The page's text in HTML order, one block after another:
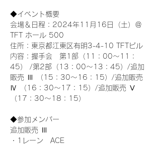
◆イベント概要
会場＆日程：2024年11月16日（土）＠
TFT ホール 500
住所：東京都江東区有明3-4-10 TFTビル
内容：握手会　第1部（11：00～11：
45） /第2部（13：00～13：45）/追加
販売 Ⅲ （15：30～16：15）/追加販売
Ⅳ （16：30～17：15）/追加販売 Ⅴ
（17：30～18：15）
◆参加メンバー
追加販売 Ⅲ
・1レーン　ACE